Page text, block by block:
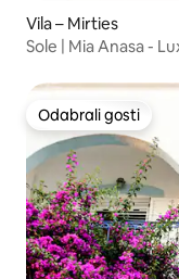
Vila – Mirties
Sole | Mia Anasa -
Odabrali gosti
Odabrali gosti